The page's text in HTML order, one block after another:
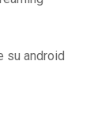
su android